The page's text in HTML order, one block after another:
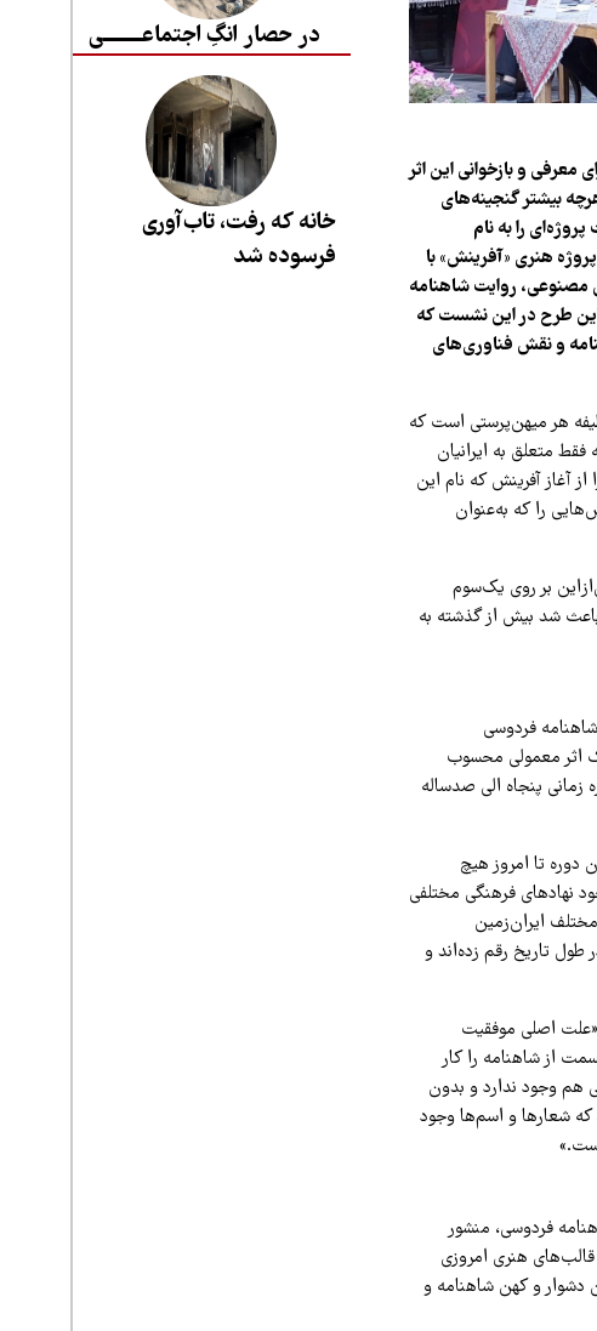
معرفی و بازخوانی این اثر
بیشتر گنجینه‌های
را به نام
هنری «آفرینش» با
مصنوعی، روایت شاهنامه
این طرح در این نشست که
شاهنامه و نقش فناوری‌های
هر میهن‌پرستی است که
متعلق به ایرانیان
آغاز آفرینش که نام این
را که به‌عنوان
بر روی یک‌سوم
شد بیش از گذشته به
فردوسی
اثر معمولی محسوب
پنجاه الی صدساله
دوره تا امروز هیچ
نهادهای فرهنگی مختلفی
ایران‌زمین
تاریخ رقم زده‌اند و
«علت اصلی موفقیت
این زمینه، ناتوانی در خوانش درست متن اصلی شاهنامه است. بسیاری ۳۰ یا ۴۰ قسمت از شاهنامه را کار
هم وجود ندارد و بدون
شعارها و اسم‌ها وجود
فردوسی، منشور
هنری امروزی
دشوار و کهن شاهنامه و
در حصار انگِ اجتماعــــــــی
خانه که رفت، تاب‌آوری
فرسوده شد